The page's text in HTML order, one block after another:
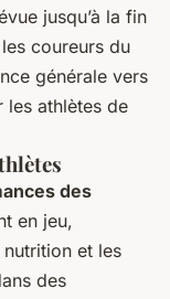
jusqu’à la fin
coureurs du
générale vers
athlètes de
des
en jeu,
et les
des